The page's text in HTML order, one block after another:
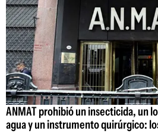
ANMAT prohibió un insecticida, un
agua y un instrumento quirúrgico: